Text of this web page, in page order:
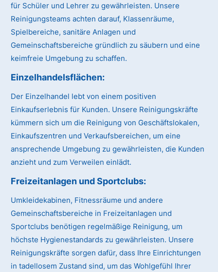
für Schüler und Lehrer zu gewährleisten. Unsere
Reinigungsteams achten darauf, Klassenräume,
Spielbereiche, sanitäre Anlagen und
Gemeinschaftsbereiche gründlich zu säubern und eine
keimfreie Umgebung zu schaffen.
Einzelhandelsflächen:
Der Einzelhandel lebt von einem positiven
Einkaufserlebnis für Kunden. Unsere Reinigungskräfte
kümmern sich um die Reinigung von Geschäftslokalen,
Einkaufszentren und Verkaufsbereichen, um eine
ansprechende Umgebung zu gewährleisten, die Kunden
anzieht und zum Verweilen einlädt.
Freizeitanlagen und Sportclubs:
Umkleidekabinen, Fitnessräume und andere
Gemeinschaftsbereiche in Freizeitanlagen und
Sportclubs benötigen regelmäßige Reinigung, um
höchste Hygienestandards zu gewährleisten. Unsere
Reinigungskräfte sorgen dafür, dass Ihre Einrichtungen
in tadellosem Zustand sind, um das Wohlgefühl Ihrer